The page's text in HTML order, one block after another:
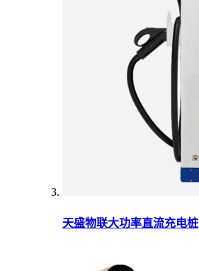
天盛物联大功率直流充电桩